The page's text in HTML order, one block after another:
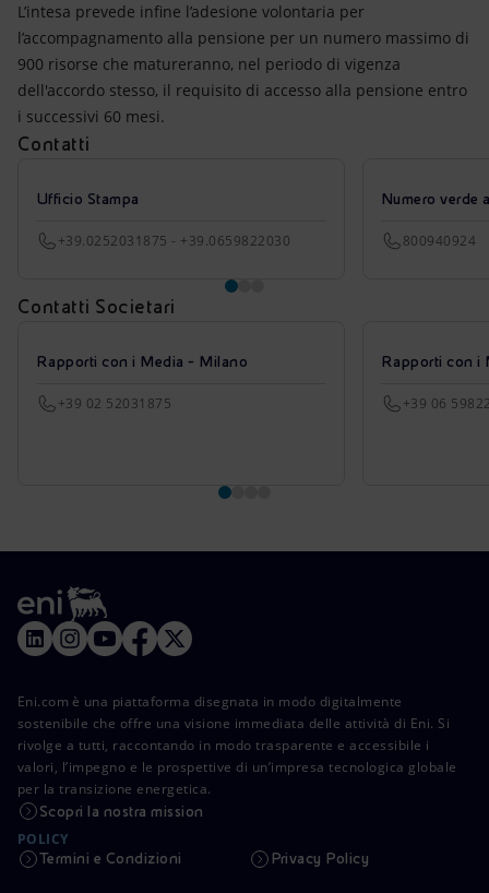
L’intesa prevede infine l’adesione volontaria per
l’accompagnamento alla pensione per un numero massimo di
900 risorse che matureranno, nel periodo di vigenza
dell'accordo stesso, il requisito di accesso alla pensione entro
i successivi 60 mesi.
Contatti
Ufficio Stampa
+39.0252031875 - +39.0659822030
Numero verde
800940924
Contatti Societari
Rapporti con i Media - Milano
+39 02 52031875
Rapporti con i
+39 06
Eni.com è una piattaforma disegnata in modo digitalmente
sostenibile che offre una visione immediata delle attività di Eni. Si
rivolge a tutti, raccontando in modo trasparente e accessibile i
valori, l’impegno e le prospettive di un’impresa tecnologica globale
per la transizione energetica.
Scopri la nostra mission
POLICY
Termini e Condizioni Privacy Policy